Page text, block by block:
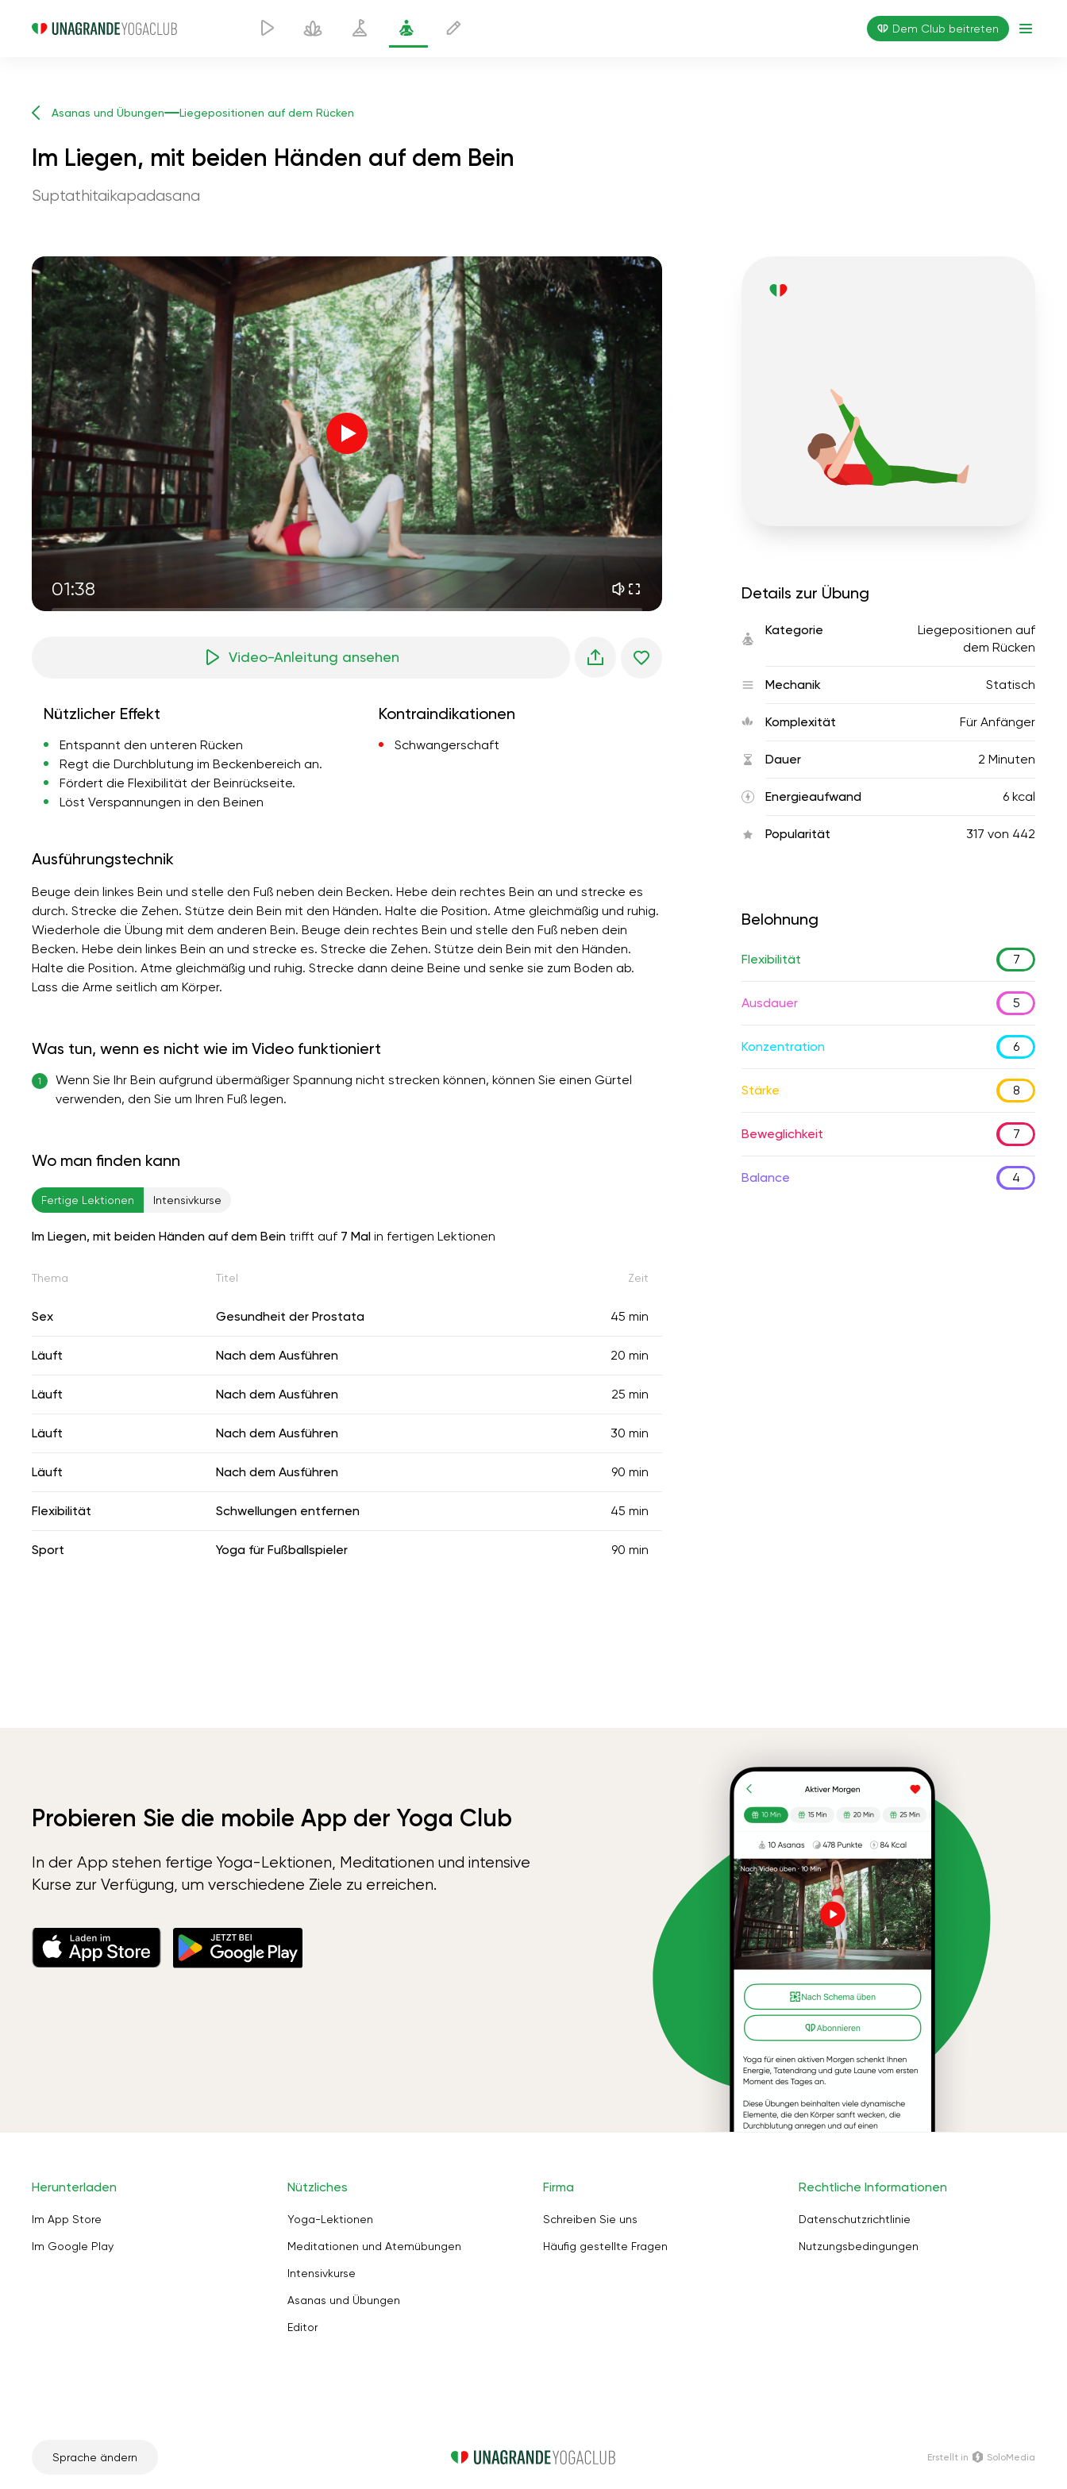
Dem Club beitreten
Asanas und Übungen Liegepositionen auf dem Rücken
Im Liegen, mit beiden Händen auf dem Bein
Suptathitaikapadasana
01:38
Instruktor-Stimme
flucht der seele 01:44
innerer frieden 01:27
morgenträume 01:34
waldkühlung 05:00
sommerregen 02:00
bergstille 02:00
seebrise 02:00
die stimme des winds
frühlingswald
Video-Anleitung ansehen
Nützlicher Effekt
Entspannt den unteren Rücken
Regt die Durchblutung im Beckenbereich an.
Fördert die Flexibilität der Beinrückseite.
Löst Verspannungen in den Beinen
Kontraindikationen
Schwangerschaft
Ausführungstechnik
Beuge dein linkes Bein und stelle den Fuß neben dein Becken. Hebe dein rechtes Bein an und strecke es
durch. Strecke die Zehen. Stütze dein Bein mit den Händen. Halte die Position. Atme gleichmäßig und ruhig.
Wiederhole die Übung mit dem anderen Bein. Beuge dein rechtes Bein und stelle den Fuß neben dein
Becken. Hebe dein linkes Bein an und strecke es. Strecke die Zehen. Stütze dein Bein mit den Händen.
Halte die Position. Atme gleichmäßig und ruhig. Strecke dann deine Beine und senke sie zum Boden ab.
Lass die Arme seitlich am Körper.
Was tun, wenn es nicht wie im Video funktioniert
1
Wenn Sie Ihr Bein aufgrund übermäßiger Spannung nicht strecken können, können Sie einen Gürtel
verwenden, den Sie um Ihren Fuß legen.
Wo man finden kann
Fertige Lektionen Intensivkurse
Im Liegen, mit beiden Händen auf dem Bein trifft auf 7 Mal in fertigen Lektionen
Thema Titel Zeit
Sex Gesundheit der Prostata 45 min
Läuft Nach dem Ausführen 20 min
Läuft Nach dem Ausführen 25 min
Läuft Nach dem Ausführen 30 min
Läuft Nach dem Ausführen 90 min
Flexibilität Schwellungen entfernen 45 min
Sport Yoga für Fußballspieler 90 min
Details zur Übung
Kategorie
Liegepositionen auf
dem Rücken
Mechanik Statisch
Komplexität Für Anfänger
Dauer 2 Minuten
Energieaufwand 6 kcal
Popularität 317 von 442
Belohnung
Flexibilität 7
Ausdauer 5
Konzentration 6
Stärke 8
Beweglichkeit 7
Balance 4
Probieren Sie die mobile App der Yoga Club
In der App stehen fertige Yoga-Lektionen, Meditationen und intensive
Kurse zur Verfügung, um verschiedene Ziele zu erreichen.
Herunterladen
Im App Store
Im Google Play
Nützliches
Yoga-Lektionen
Meditationen und Atemübungen
Intensivkurse
Asanas und Übungen
Editor
Firma
Schreiben Sie uns
Häufig gestellte Fragen
Rechtliche Informationen
Datenschutzrichtlinie
Nutzungsbedingungen
Sprache ändern Erstellt in SoloMedia